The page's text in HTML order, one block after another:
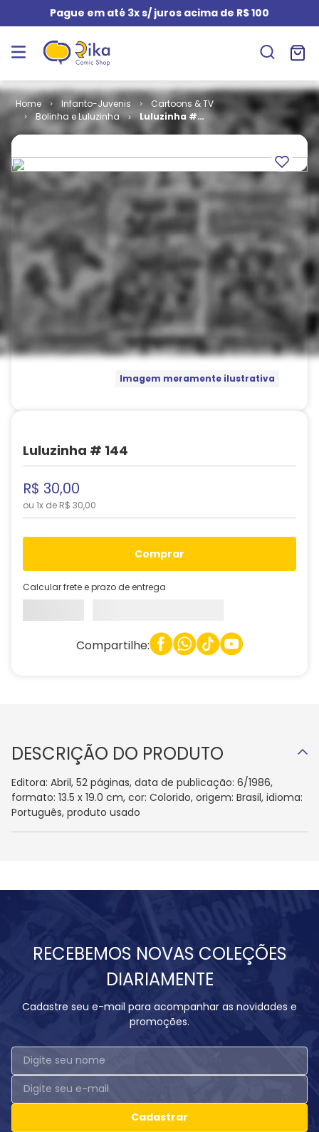
Pague em até 3x s/ juros acima de R$ 100
Infanto-Juvenis
Cartoons & TV
Bolinha e Luluzinha
Luluzinha #
144
Imagem meramente ilustrativa
Luluzinha # 144
R$ 30,00
ou 1x de R$ 30,00
comprar
Calcular frete e prazo de entrega
Compartilhe:
DESCRIÇÃO DO PRODUTO
Editora: Abril, 52 páginas, data de publicação: 6/1986,
formato: 13.5 x 19.0 cm, cor: Colorido, origem: Brasil, idioma:
Português, produto usado
RECEBEMOS NOVAS COLEÇÕES
DIARIAMENTE
Cadastre seu e-mail para acompanhar as novidades e
promoções.
Cadastrar